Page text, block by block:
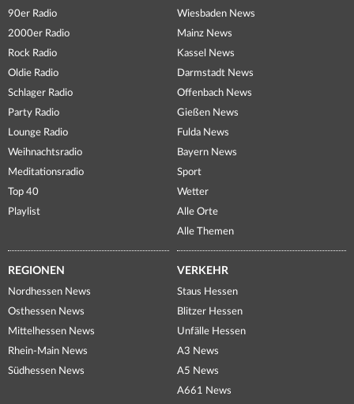
90er Radio
2000er Radio
Rock Radio
Oldie Radio
Schlager Radio
Party Radio
Lounge Radio
Weihnachtsradio
Meditationsradio
Top 40
Playlist
Wiesbaden News
Mainz News
Kassel News
Darmstadt News
Offenbach News
Gießen News
Fulda News
Bayern News
Sport
Wetter
Alle Orte
Alle Themen
REGIONEN
Nordhessen News
Osthessen News
Mittelhessen News
Rhein-Main News
Südhessen News
VERKEHR
Staus Hessen
Blitzer Hessen
Unfälle Hessen
A3 News
A5 News
A661 News